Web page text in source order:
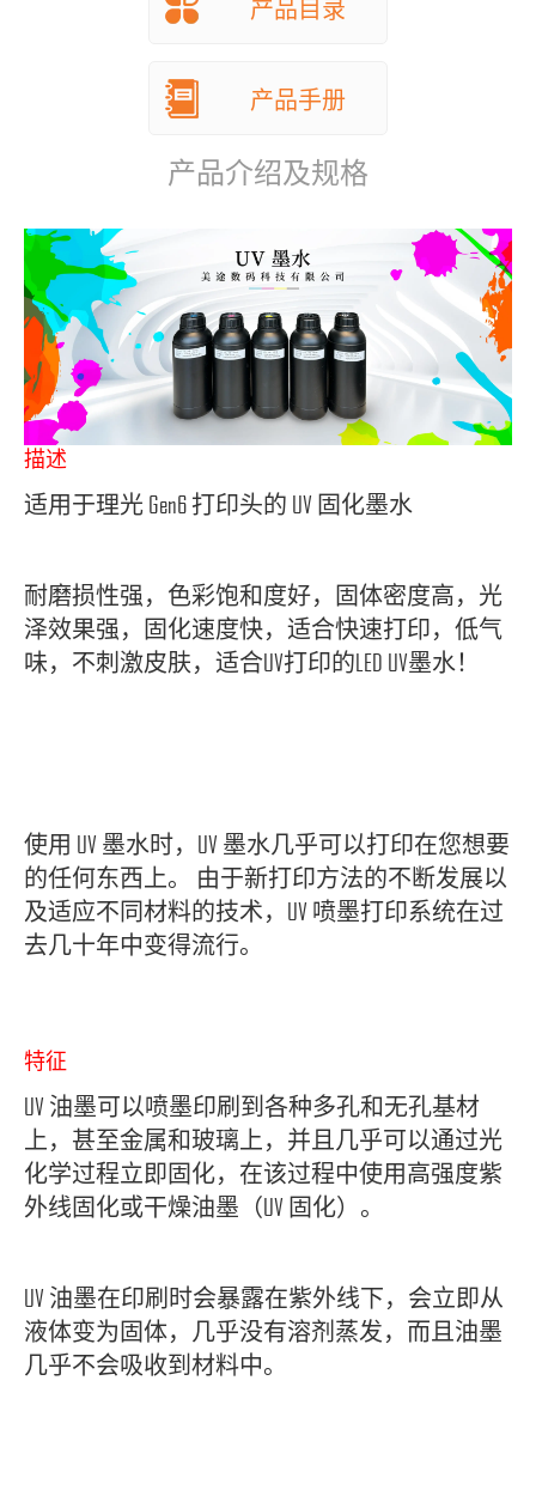
产品目录
产品手册
产品介绍及规格
描述
适用于理光 Gen6 打印头的 UV 固化墨水
耐磨损性强，色彩饱和度好，固体密度高，光
泽效果强，固化速度快，适合快速打印，低气
味，不刺激皮肤，适合UV打印的LED UV墨水！
使用 UV 墨水时，UV 墨水几乎可以打印在您想要
的任何东西上。 由于新打印方法的不断发展以
及适应不同材料的技术，UV 喷墨打印系统在过
去几十年中变得流行。
特征
UV 油墨可以喷墨印刷到各种多孔和无孔基材
上，甚至金属和玻璃上，并且几乎可以通过光
化学过程立即固化，在该过程中使用高强度紫
外线固化或干燥油墨（UV 固化）。
UV 油墨在印刷时会暴露在紫外线下，会立即从
液体变为固体，几乎没有溶剂蒸发，而且油墨
几乎不会吸收到材料中。